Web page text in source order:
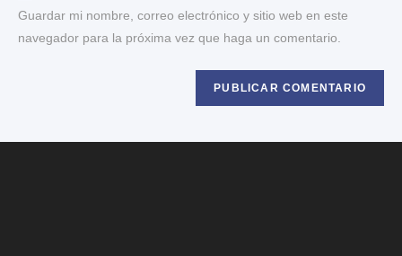
Guardar mi nombre, correo electrónico y sitio web en este
navegador para la próxima vez que haga un comentario.